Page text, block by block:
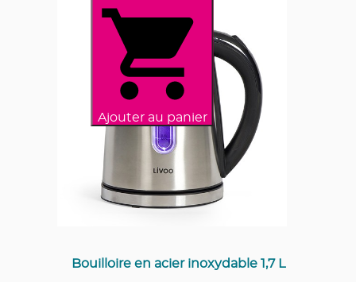
Ajouter au panier
Bouilloire en acier inoxydable 1,7 L